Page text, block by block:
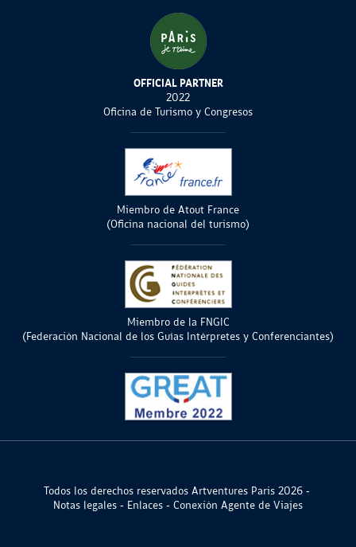
OFFICIAL PARTNER
2022
Oficina de Turismo y Congresos
Miembro de Atout France
(Oficina nacional del turismo)
Miembro de la FNGIC
(Federación Nacional de los Guías Intérpretes y Conferenciantes)
Todos los derechos reservados Artventures Paris 2026
Notas legales
Enlaces Conexión Agente de Viajes